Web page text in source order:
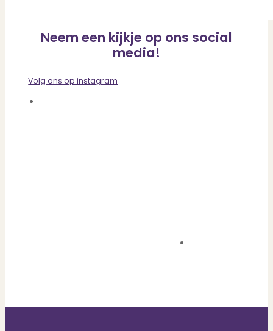
Neem een kijkje op ons social
media!
Volg ons op instagram